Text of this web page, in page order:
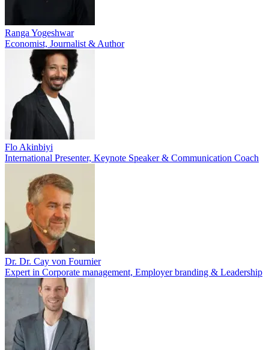
Ranga Yogeshwar
Economist, Journalist & Author
Flo Akinbiyi
International Presenter, Keynote Speaker & Communication Coach
Dr. Dr. Cay von Fournier
Expert in Corporate management, Employer branding & Leadership